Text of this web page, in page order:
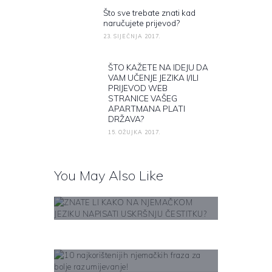
Previous post:
Što sve trebate znati kad
naručujete prijevod?
23. SIJEČNJA 2017.
Next post:
ŠTO KAŽETE NA IDEJU DA
VAM UČENJE JEZIKA I/ILI
PRIJEVOD WEB
STRANICE VAŠEG
APARTMANA PLATI
DRŽAVA?
15. OŽUJKA 2017.
You May Also Like
NJEMAČKOM JEZIKU
NAPISATI USKRŠNJU